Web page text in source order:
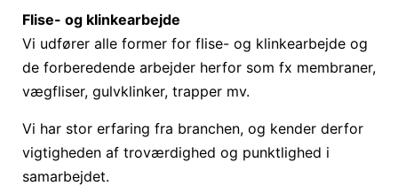
Flise- og klinkearbejde
Vi udfører alle former for flise- og klinkearbejde og
de forberedende arbejder herfor som fx membraner,
vægfliser, gulvklinker, trapper mv.
Vi har stor erfaring fra branchen, og kender derfor
vigtigheden af troværdighed og punktlighed i
samarbejdet.